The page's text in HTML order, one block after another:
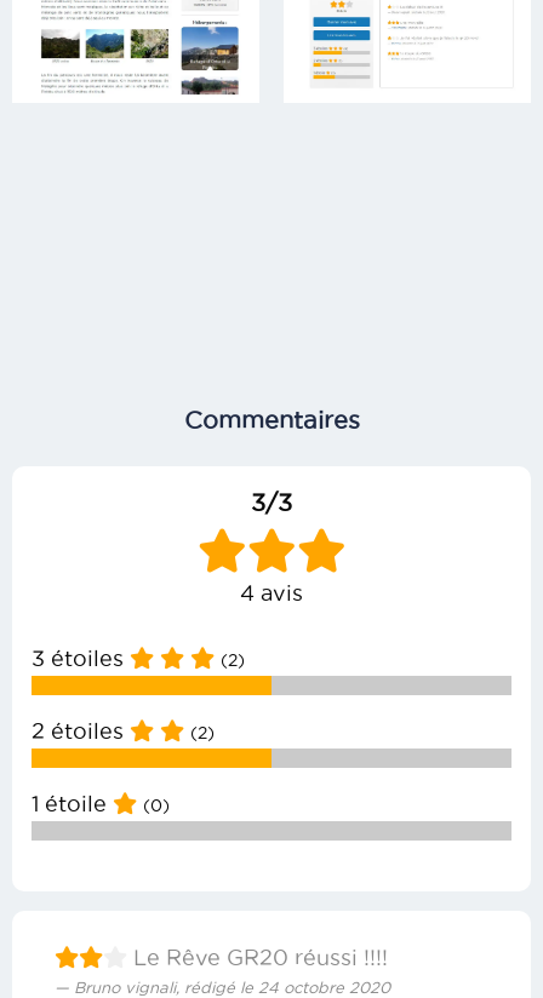
Commentaires
3/3
4 avis
3 étoiles (2)
2 étoiles (2)
1 étoile (0)
Le Rêve GR20 réussi !!!!
Bruno vignali, rédigé le 24 octobre 2020